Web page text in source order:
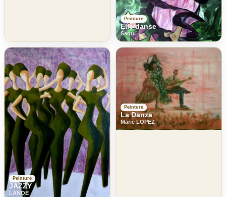
Peinture
Elle danse
Saqui
Peinture
JAZZY
LANOE
Peinture
La Danza
Marie LOPEZ